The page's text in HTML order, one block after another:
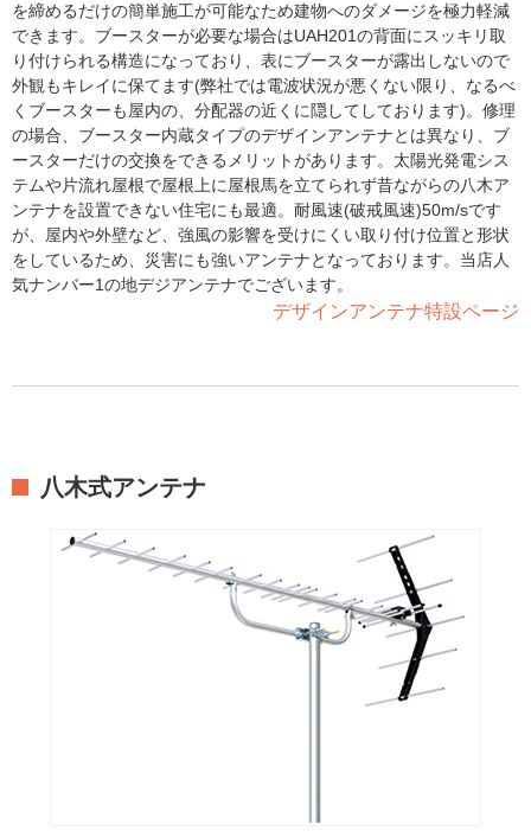
を締めるだけの簡単施工が可能なため建物へのダメージを極力軽減
できます。ブースターが必要な場合はUAH201の背面にスッキリ取
り付けられる構造になっており、表にブースターが露出しないので
外観もキレイに保てます(弊社では電波状況が悪くない限り、なるべ
くブースターも屋内の、分配器の近くに隠してしております)。修理
の場合、ブースター内蔵タイプのデザインアンテナとは異なり、ブ
ースターだけの交換をできるメリットがあります。太陽光発電シス
テムや片流れ屋根で屋根上に屋根馬を立てられず昔ながらの八木ア
ンテナを設置できない住宅にも最適。耐風速(破戒風速)50m/sです
が、屋内や外壁など、強風の影響を受けにくい取り付け位置と形状
をしているため、災害にも強いアンテナとなっております。当店人
気ナンバー1の地デジアンテナでございます。
デザインアンテナ特設ページ
八木式アンテナ